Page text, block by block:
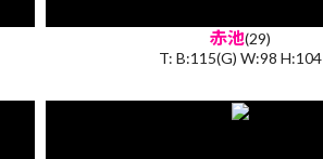
赤池(29)
T: B:115(G) W:98 H:104